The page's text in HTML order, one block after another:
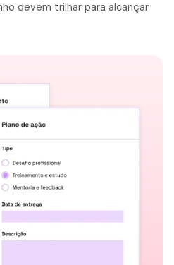
devem trilhar para alcançar